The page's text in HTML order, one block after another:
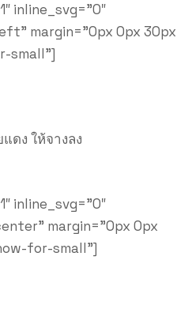
inline_svg=”0″
margin=”0px 0px 30px
small”]
ดง ให้จางลง
inline_svg=”0″
margin=”0px 0px
for-small”]